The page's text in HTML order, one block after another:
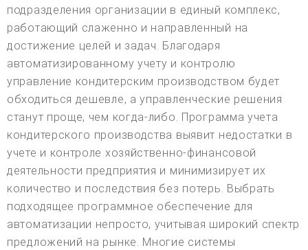
подразделения организации в единый комплекс,
работающий слаженно и направленный на
достижение целей и задач. Благодаря
автоматизированному учету и контролю
управление кондитерским производством будет
обходиться дешевле, а управленческие решения
станут проще, чем когда-либо. Программа учета
кондитерского производства выявит недостатки в
учете и контроле хозяйственно-финансовой
деятельности предприятия и минимизирует их
количество и последствия без потерь. Выбрать
подходящее программное обеспечение для
автоматизации непросто, учитывая широкий спектр
предложений на рынке. Многие системы